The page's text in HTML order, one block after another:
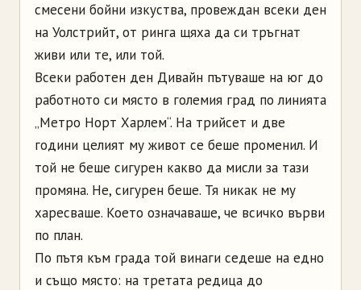
смесени бойни изкуства, провеждан всеки ден
на Уолстрийт, от ринга щяха да си тръгнат
живи или те, или той.
Всеки работен ден Дивайн пътуваше на юг до
работното си място в големия град по линията
„Метро Норт Харлем“. На трийсет и две
години целият му живот се беше променил. И
той не беше сигурен какво да мисли за тази
промяна. Не, сигурен беше. Тя никак не му
харесваше. Което означаваше, че всичко върви
по план.
По пътя към града той винаги седеше на едно
и също място: на третата редица до